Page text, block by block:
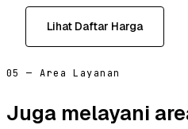
Lihat Daftar Harga
05 — Area Layanan
Juga melayani